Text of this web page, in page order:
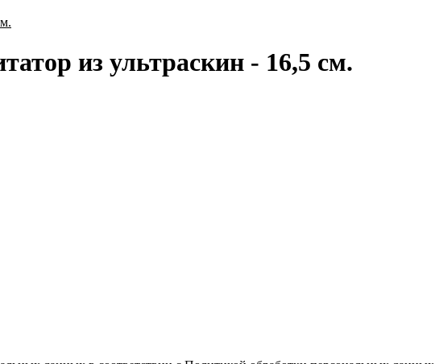
из ультраскин - 16,5 см.